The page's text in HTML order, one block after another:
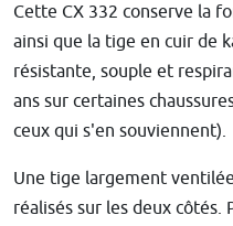
Cette CX 332 conserve la
ainsi que la tige en cuir de
résistante, souple et
ans sur certaines
ceux qui s'en souviennent).
Une tige largement
réalisés sur les deux